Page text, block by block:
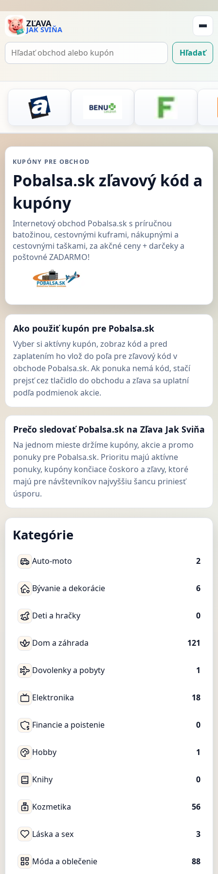
ZĽAVA
JAK SVIŇA
Hľadať
Hľadať
KUPÓNY PRE OBCHOD
Pobalsa.sk zľavový kód a
kupóny
Internetový obchod Pobalsa.sk s príručnou
batožinou, cestovnými kuframi, nákupnými a
cestovnými taškami, za akčné ceny + darčeky a
poštovné ZADARMO!
Ako použiť kupón pre Pobalsa.sk
Vyber si aktívny kupón, zobraz kód a pred
zaplatením ho vlož do poľa pre zľavový kód v
obchode Pobalsa.sk. Ak ponuka nemá kód, stačí
prejsť cez tlačidlo do obchodu a zľava sa uplatní
podľa podmienok akcie.
Prečo sledovať Pobalsa.sk na Zľava Jak Sviňa
Na jednom mieste držíme kupóny, akcie a promo
ponuky pre Pobalsa.sk. Prioritu majú aktívne
ponuky, kupóny končiace čoskoro a zľavy, ktoré
majú pre návštevníkov najvyššiu šancu priniesť
úsporu.
Kategórie
Auto-moto 2
Bývanie a dekorácie 6
Deti a hračky 0
Dom a záhrada 121
Dovolenky a pobyty 1
Elektronika 18
Financie a poistenie 0
Hobby 1
Knihy 0
Kozmetika 56
Láska a sex 3
Móda a oblečenie 88